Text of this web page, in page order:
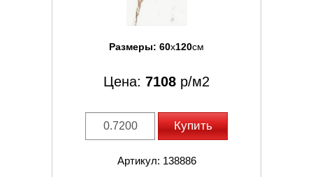
Размеры: 60x120см
Цена: 7108 р/м2
Купить
Артикул: 138886